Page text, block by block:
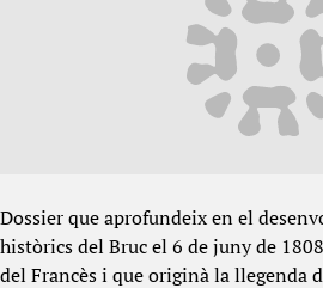
Dossier que aprofundeix en el
històrics del Bruc el 6 de juny de
del Francès i que originà la llegenda